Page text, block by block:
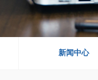
新闻中心